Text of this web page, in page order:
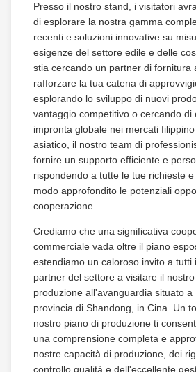
Presso il nostro stand, i visitatori
di esplorare la nostra gamma
recenti e soluzioni innovative su
esigenze del settore edile e delle
stia cercando un partner di fornitura
rafforzare la tua catena di
esplorando lo sviluppo di nuovi
vantaggio competitivo o cercando di
impronta globale nei mercati
asiatico, il nostro team di
fornire un supporto efficiente e
rispondendo a tutte le tue richieste
modo approfondito le potenziali
cooperazione.
Crediamo che una significativa
commerciale vada oltre il piano
estendiamo un caloroso invito a tutti
partner del settore a visitare il
produzione all'avanguardia situato a
provincia di Shandong, in Cina. Un
nostro piano di produzione ti
una comprensione completa e
nostre capacità di produzione, dei
controllo qualità e dell'eccellente